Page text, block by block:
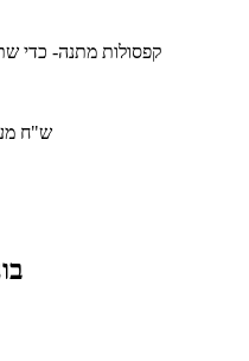
* 16 קפסולות מתנה-
* 100